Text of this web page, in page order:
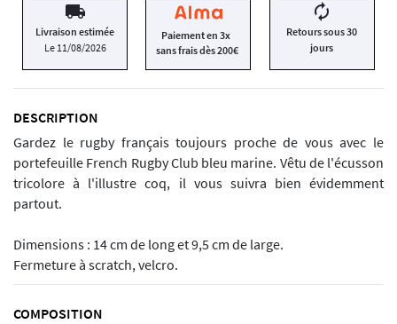
local_shipping
Livraison estimée
Le 11/08/2026
Paiement en 3x
sans frais dès 200€
autorenew
Retours sous 30
jours
DESCRIPTION
Gardez le rugby français toujours proche de vous avec le
portefeuille French Rugby Club bleu marine. Vêtu de l'écusson
tricolore à l'illustre coq, il vous suivra bien évidemment
partout.
Dimensions : 14 cm de long et 9,5 cm de large.
Fermeture à scratch, velcro.
COMPOSITION